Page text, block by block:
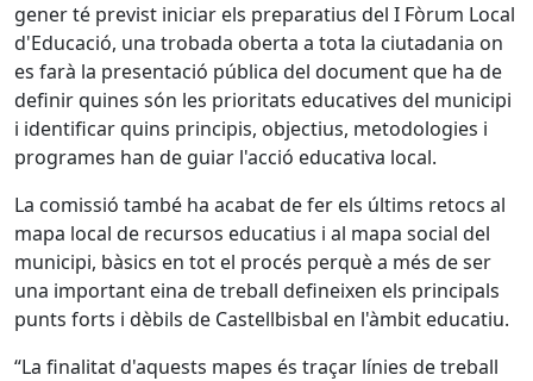
gener té previst iniciar els preparatius del I Fòrum Local
d'Educació, una trobada oberta a tota la ciutadania on
es farà la presentació pública del document que ha de
definir quines són les prioritats educatives del municipi
i identificar quins principis, objectius, metodologies i
programes han de guiar l'acció educativa local.
La comissió també ha acabat de fer els últims retocs al
mapa local de recursos educatius i al mapa social del
municipi, bàsics en tot el procés perquè a més de ser
una important eina de treball defineixen els principals
punts forts i dèbils de Castellbisbal en l'àmbit educatiu.
“La finalitat d'aquests mapes és traçar línies de treball